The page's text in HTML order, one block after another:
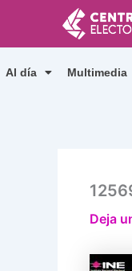
contenido
Al día Multimedia
Deja